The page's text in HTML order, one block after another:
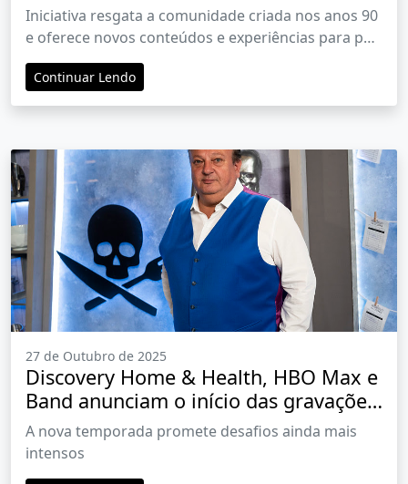
Iniciativa resgata a comunidade criada nos anos 90
e oferece novos conteúdos e experiências para pais
e filhos
Continuar Lendo
27 de Outubro de 2025
Discovery Home & Health, HBO Max e
Band anunciam o início das gravações
da nova temporada de 'Pesadelo na
Cozinha'
A nova temporada promete desafios ainda mais
intensos